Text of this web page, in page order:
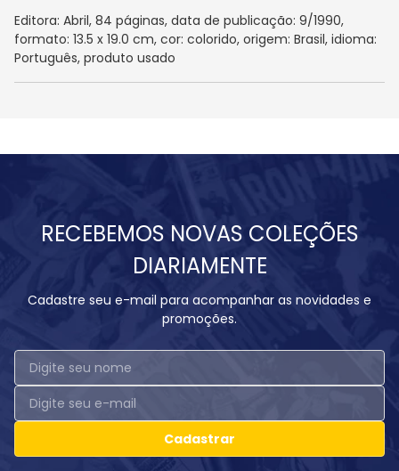
Editora: Abril, 84 páginas, data de publicação: 9/1990,
formato: 13.5 x 19.0 cm, cor: colorido, origem: Brasil, idioma:
Português, produto usado
RECEBEMOS NOVAS COLEÇÕES
DIARIAMENTE
Cadastre seu e-mail para acompanhar as novidades e
promoções.
Cadastrar